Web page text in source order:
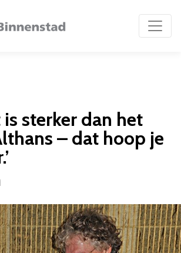
is sterker dan het
– dat hoop je